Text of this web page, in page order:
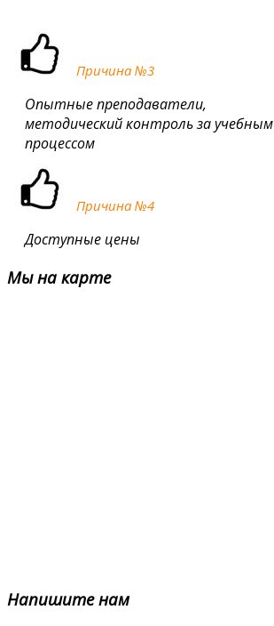
Причина №3
Опытные преподаватели,
методический контроль за учебным
процессом
Причина №4
Доступные цены
Мына карте
Напишитенам